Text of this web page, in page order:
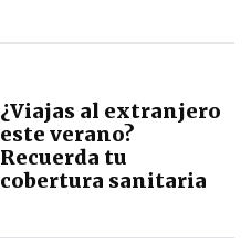
¿Viajas al extranjero
este verano?
Recuerda tu
cobertura sanitaria